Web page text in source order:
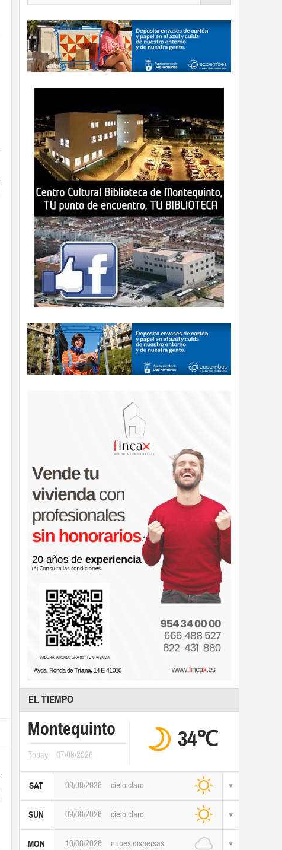
EL TIEMPO
Montequinto
Today 07/08/2026
34℃
SAT 08/08/2026 cielo claro
SUN 09/08/2026 cielo claro
MON 10/08/2026 nubes dispersas